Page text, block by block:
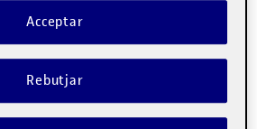
Rebutjar
Acceptar